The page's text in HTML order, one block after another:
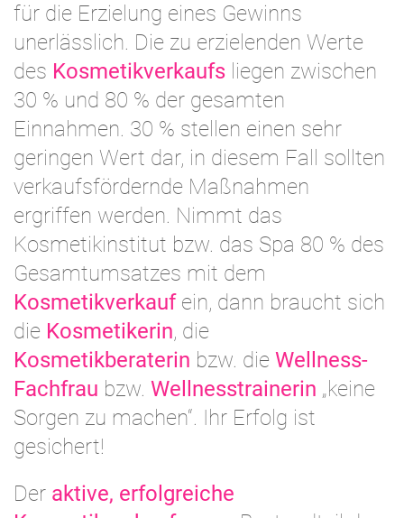
für die Erzielung eines Gewinns
unerlässlich. Die zu erzielenden Werte
des Kosmetikverkaufs liegen zwischen
30 % und 80 % der gesamten
Einnahmen. 30 % stellen einen sehr
geringen Wert dar, in diesem Fall sollten
verkaufsfördernde Maßnahmen
ergriffen werden. Nimmt das
Kosmetikinstitut bzw. das Spa 80 % des
Gesamtumsatzes mit dem
Kosmetikverkaufein, dann braucht sich
die Kosmetikerin, die
Kosmetikberaterin bzw. die Wellness-
Fachfrau bzw. Wellnesstrainerin „keine
Sorgen zu machen“. Ihr Erfolg ist
gesichert!
Der aktive, erfolgreiche